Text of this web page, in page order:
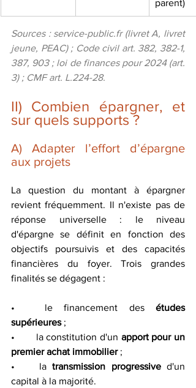
parent)
Sources : service-public.fr (livret A, livret
jeune, PEAC) ; Code civil art. 382, 382-1,
387, 903 ; loi de finances pour 2024 (art.
3) ; CMF art. L.224-28.
II) Combien épargner, et
sur quels supports ?
A) Adapter l’effort d’épargne
aux projets
La question du montant à épargner
revient fréquemment. Il n'existe pas de
réponse universelle : le niveau
d'épargne se définit en fonction des
objectifs poursuivis et des capacités
financières du foyer. Trois grandes
finalités se dégagent :
•	le financement des études
supérieures ;
•	la constitution d'un apport pour un
premier achat immobilier ;
•	la transmission progressive d'un
capital à la majorité.